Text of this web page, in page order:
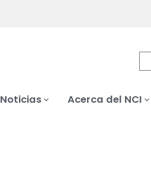
Noticias Acerca del NCI